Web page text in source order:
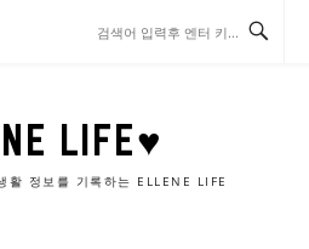
LIFE♥
활 정보를 기록하는 ELLENE LIFE